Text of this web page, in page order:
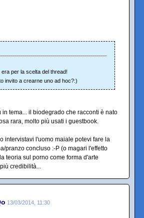
per la scelta del thread!
invito a crearne uno ad hoc?:)
in tema... il biodegrado che racconti è nato
rara, molto più usati i guestbook.
intervistavi l'uomo maiale potevi fare la
pranzo concluso :-P (o magari l'effetto
teoria sul porno come forma d'arte
credibilità...
13/03/2014, 11:30